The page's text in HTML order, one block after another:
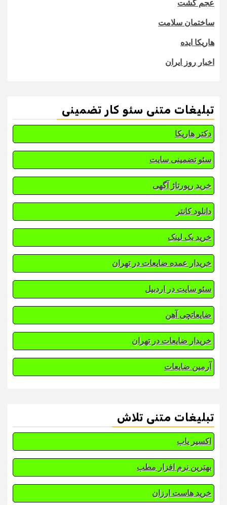
عجم گشت
ساختمان سلامت
هاریکا ایده
اخبار روز ایران
تبلیغات متنی سئو کار تضمینی
دکتر هاریکا
سئو تضمینی سایت
خرید رپورتاژ آگهی
دانلود کانتر
خرید بک لینک
خریدار عمده ضایعات در تهران
سئو سایت در اردبیل
ضایعاتچی آهن
خریدار ضایعات در تهران
آرمین ضایعات
تبلیغات متنی تلاش
اکسیر یاب
بهترین نرم افزار مطب
خرید هاست ارزان